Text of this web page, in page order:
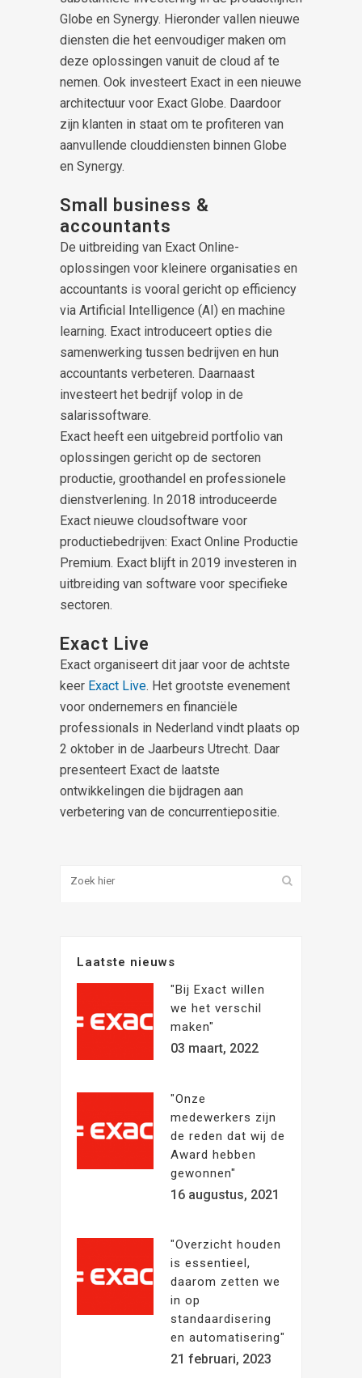
Globe en Synergy. Hieronder vallen nieuwe
diensten die het eenvoudiger maken om
deze oplossingen vanuit de cloud af te
nemen. Ook investeert Exact in een nieuwe
architectuur voor Exact Globe. Daardoor
zijn klanten in staat om te profiteren van
aanvullende clouddiensten binnen Globe
en Synergy.
Small business &
accountants
De uitbreiding van Exact Online-
oplossingen voor kleinere organisaties en
accountants is vooral gericht op efficiency
via Artificial Intelligence (AI) en machine
learning. Exact introduceert opties die
samenwerking tussen bedrijven en hun
accountants verbeteren. Daarnaast
investeert het bedrijf volop in de
salarissoftware.
Exact heeft een uitgebreid portfolio van
oplossingen gericht op de sectoren
productie, groothandel en professionele
dienstverlening. In 2018 introduceerde
Exact nieuwe cloudsoftware voor
productiebedrijven: Exact Online Productie
Premium. Exact blijft in 2019 investeren in
uitbreiding van software voor specifieke
sectoren.
Exact Live
Exact organiseert dit jaar voor de achtste
keer Exact Live. Het grootste evenement
voor ondernemers en financiële
professionals in Nederland vindt plaats op
2 oktober in de Jaarbeurs Utrecht. Daar
presenteert Exact de laatste
ontwikkelingen die bijdragen aan
verbetering van de concurrentiepositie.
Laatste nieuws
"Bij Exact willen
we het verschil
maken"
03 maart, 2022
"Onze
medewerkers zijn
de reden dat wij de
Award hebben
gewonnen"
16 augustus, 2021
"Overzicht houden
is essentieel,
daarom zetten we
in op
standaardisering
en automatisering"
21 februari, 2023